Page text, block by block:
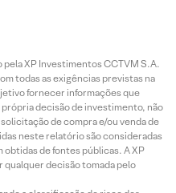
XP Investimentos CCTVM S.A.
todas as exigências previstas na
fornecer informações que
decisão de investimento, não
de compra e/ou venda de
neste relatório são consideradas
obtidas de fontes públicas. A XP
qualquer decisão tomada pelo